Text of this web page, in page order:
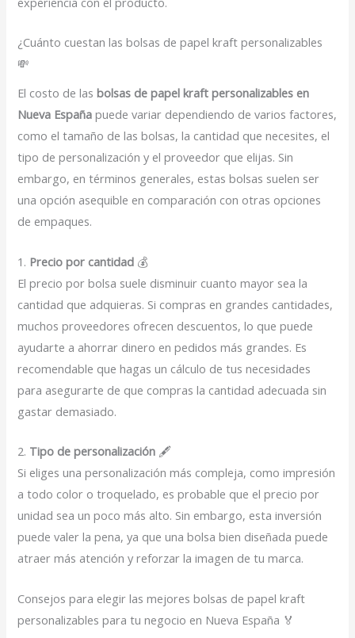
¿Cuánto cuestan las bolsas de papel kraft personalizables
💸
El costo de lasbolsas de papel kraft personalizables en
Nueva España puede variar dependiendo de varios factores,
como el tamaño de las bolsas, la cantidad que necesites, el
tipo de personalización y el proveedor que elijas. Sin
embargo, en términos generales, estas bolsas suelen ser
una opción asequible en comparación con otras opciones
de empaques.
1. Precio por cantidad 💰
El precio por bolsa suele disminuir cuanto mayor sea la
cantidad que adquieras. Si compras en grandes cantidades,
muchos proveedores ofrecen descuentos, lo que puede
ayudarte a ahorrar dinero en pedidos más grandes. Es
recomendable que hagas un cálculo de tus necesidades
para asegurarte de que compras la cantidad adecuada sin
gastar demasiado.
2. Tipo de personalización 🖋️
Si eliges una personalización más compleja, como impresión
a todo color o troquelado, es probable que el precio por
unidad sea un poco más alto. Sin embargo, esta inversión
puede valer la pena, ya que una bolsa bien diseñada puede
atraer más atención y reforzar la imagen de tu marca.
Consejos para elegir las mejores bolsas de papel kraft
personalizables para tu negocio en Nueva España 🏅